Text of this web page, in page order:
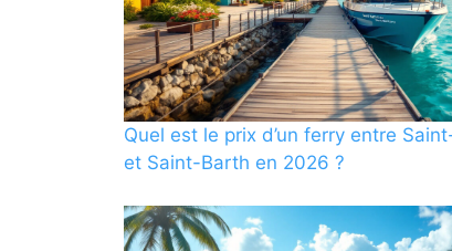
Quel est le prix d’un ferry entre
et Saint-Barth en 2026 ?